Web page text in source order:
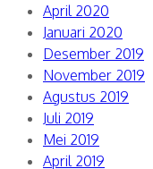
April 2020
Januari 2020
Desember 2019
November 2019
Agustus 2019
Juli 2019
Mei 2019
April 2019